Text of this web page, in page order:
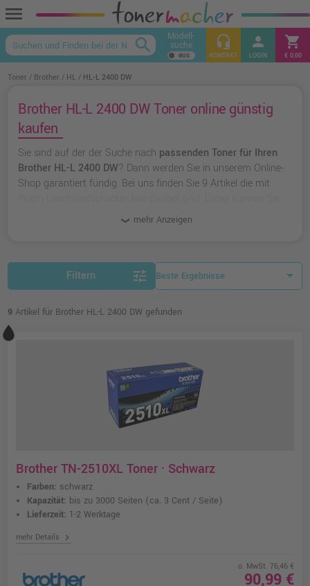
menu
keyboard_arrow_up
search Modell-
suche headset_mic
KONTAKT
person
LOGIN
shopping_cart
€ 0,00
Toner Brother HL HL-L 2400 DW
Brother HL-L 2400 DW Toner online günstig
kaufen
Sie sind auf der der Suche nach passenden Toner für Ihren
Brother HL-L 2400 DW? Dann werden Sie in unserem Online-
Shop garantiert fündig. Bei uns finden Sie 9 Artikel die mit
originalen Toner von Brother wählen oder zu
mehr Anzeigen
Filtern tune
9 Artikel für Brother HL-L 2400 DW gefunden
Brother TN-2510XL Toner · Schwarz
Farben: schwarz
Kapazität: bis zu 3000 Seiten (ca. 3 Cent / Seite)
Lieferzeit: 1-2 Werktage
mehr Details chevron_right
o. MwSt. 76,46 €
90,99 €